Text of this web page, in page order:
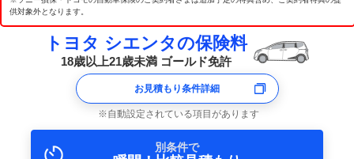
供対象外となります。
トヨタ シエンタの保険料
18歳以上21歳未満 ゴールド免許
お見積もり条件詳細
自動設定されている項目があります
別条件で